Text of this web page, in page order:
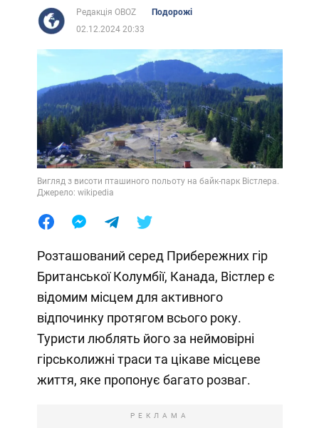
Редакція OBOZ
Подорожі
02.12.2024 20:33
Вигляд з висоти пташиного польоту на байк-парк Вістлера.
Джерело: wikipedia
Розташований серед Прибережних гір
Британської Колумбії, Канада, Вістлер є
відомим місцем для активного
відпочинку протягом всього року.
Туристи люблять його за неймовірні
гірськолижні траси та цікаве місцеве
життя, яке пропонує багато розваг.
РЕКЛАМА